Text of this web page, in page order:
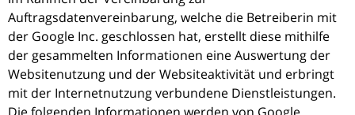
Auftragsdatenvereinbarung, welche die Betreiberin mit
der Google Inc. geschlossen hat, erstellt diese mithilfe
der gesammelten Informationen eine Auswertung der
Websitenutzung und der Websiteaktivität und erbringt
mit der Internetnutzung verbundene Dienstleistungen.
Die folgenden Informationen werden von Google